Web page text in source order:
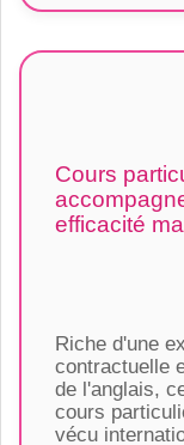
Cours
efficacité
Riche d'une
contractuelle
de l'anglais,
cours
vécu